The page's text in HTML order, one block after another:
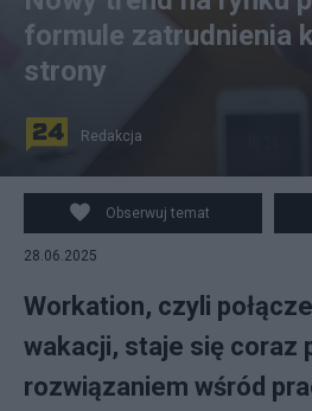
CC0
formule zatrudnienia
strony
Redakcja
Obserwuj temat
28.06.2025
Workation, czyli
wakacji, staje się coraz
rozwiązaniem wśród